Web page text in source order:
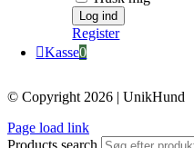
Register
Kasse0
© Copyright 2026 | UnikHund
Page load link
Products search